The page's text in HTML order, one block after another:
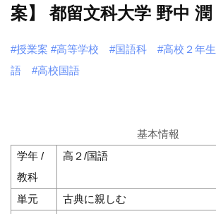
案】 都留文科大学 野中 潤
#授業案 #高等学校 #国語科 #高校２年生
語
#高校国語
基本情報
学年 /
教科
高２/国語
単元
古典に親しむ